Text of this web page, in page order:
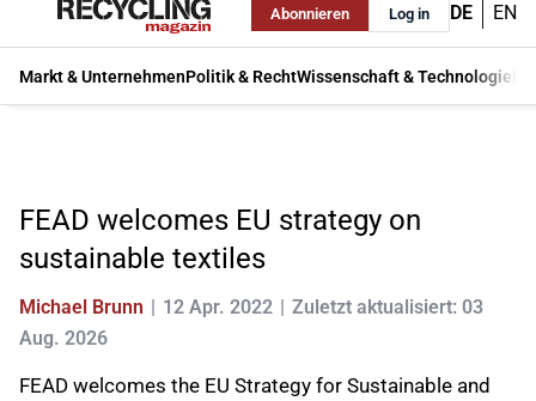
Abonnieren Log in DE EN
Markt & UnternehmenPolitik & RechtWissenschaft & Technologie
FEAD welcomes EU strategy on
sustainable textiles
Michael Brunn 12 Apr. 2022
Zuletzt aktualisiert: 03
Aug. 2026
FEAD welcomes the EU Strategy for Sustainable and